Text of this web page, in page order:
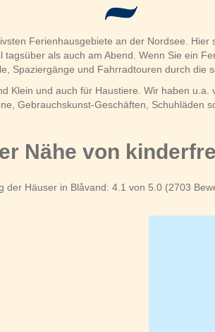
Ferienhausgebiete an der Nordsee.
als auch am Abend. Wenn Sie ein
Spaziergänge und Fahrradtouren durch die
Klein und auch für Haustiere. Wir haben
Gebrauchskunst-Geschäften, Schuhläden
Nähe von
der Häuser in Blåvand: 4.1 von 5.0 (2703